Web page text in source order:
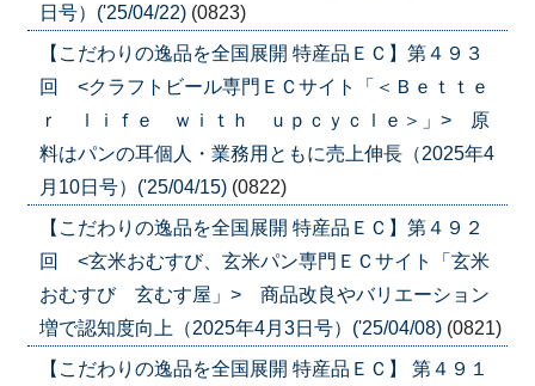
日号）('25/04/22) (0823)
【こだわりの逸品を全国展開 特産品ＥＣ】第４９３
回 <クラフトビール専門ＥＣサイト「＜Ｂｅｔｔｅ
ｒ ｌｉｆｅ ｗｉｔｈ ｕｐｃｙｃｌｅ＞」> 原
料はパンの耳個人・業務用ともに売上伸長（2025年4
月10日号）('25/04/15) (0822)
【こだわりの逸品を全国展開 特産品ＥＣ】第４９２
回 <玄米おむすび、玄米パン専門ＥＣサイト「玄米
おむすび 玄むす屋」> 商品改良やバリエーション
増で認知度向上（2025年4月3日号）('25/04/08) (0821)
【こだわりの逸品を全国展開 特産品ＥＣ】 第４９１